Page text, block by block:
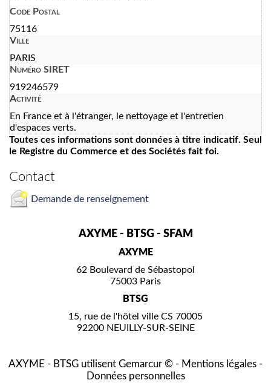
Code Postal
75116
Ville
PARIS
Numéro SIRET
919246579
Activité
En France et à l'étranger, le nettoyage et l'entretien
d'espaces verts.
Toutes ces informations sont données à titre indicatif. Seul
le Registre du Commerce et des Sociétés fait foi.
Contact
Demande de renseignement
AXYME - BTSG - SFAM
AXYME
62 Boulevard de Sébastopol
75003 Paris
BTSG
15, rue de l'hôtel ville CS 70005
92200 NEUILLY-SUR-SEINE
AXYME - BTSG utilisent Gemarcur © - Mentions légales -
Données personnelles